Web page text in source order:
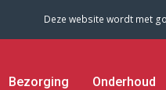
Deze website wordt met
Bezorging Onderhoud